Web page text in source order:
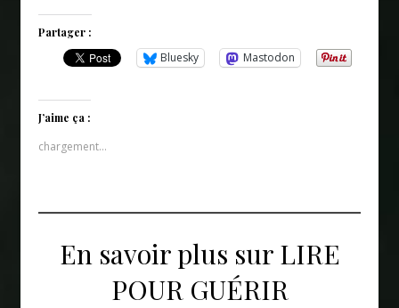
Partager :
Bluesky Mastodon
J’aime ça :
chargement…
En savoir plus sur LIRE
POUR GUÉRIR